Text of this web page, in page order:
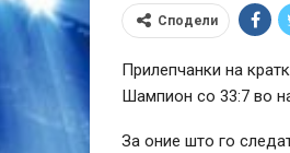
Сподели
Прилепчанки на
Шампион со 33:7 во
За оние што го